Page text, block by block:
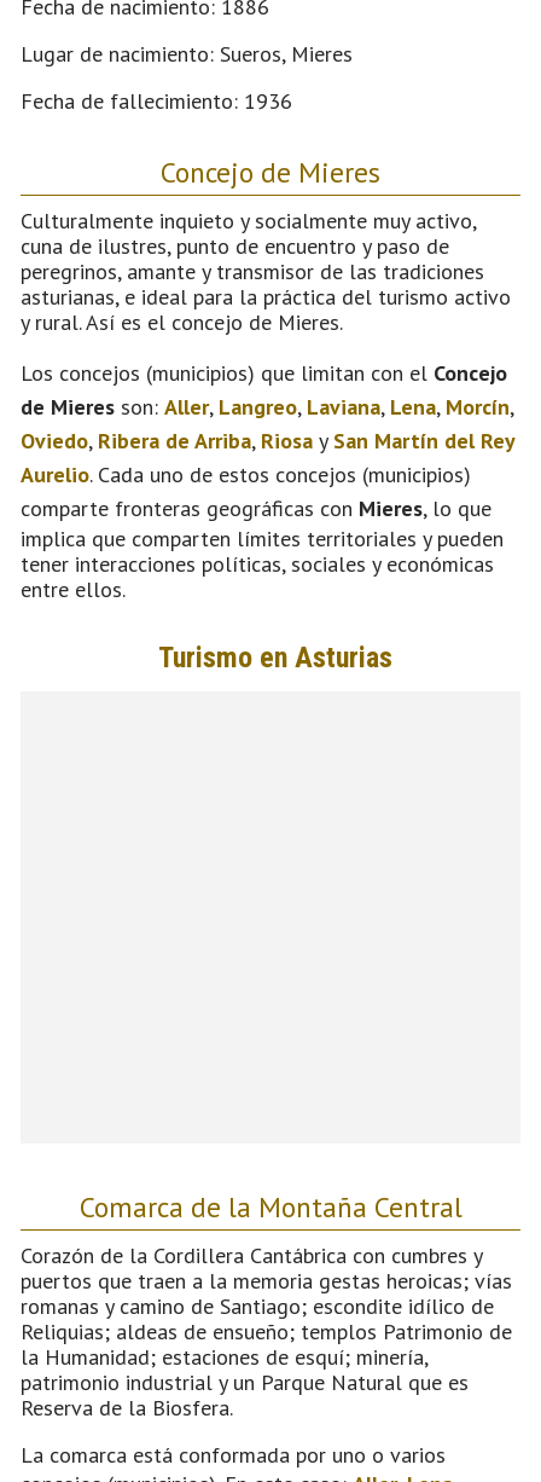
Fecha de nacimiento: 1886
Lugar de nacimiento: Sueros, Mieres
Fecha de fallecimiento: 1936
Concejo de Mieres
Culturalmente inquieto y socialmente muy activo,
cuna de ilustres, punto de encuentro y paso de
peregrinos, amante y transmisor de las tradiciones
asturianas, e ideal para la práctica del turismo activo
y rural. Así es el concejo de Mieres.
Los concejos (municipios) que limitan con el Concejo
de Mieres son: Aller, Langreo, Laviana, Lena, Morcín,
Oviedo, Ribera de Arriba, Riosa y San Martín del Rey
Aurelio. Cada uno de estos concejos (municipios)
comparte fronteras geográficas con Mieres, lo que
implica que comparten límites territoriales y pueden
tener interacciones políticas, sociales y económicas
entre ellos.
Comarca de la Montaña Central
Corazón de la Cordillera Cantábrica con cumbres y
puertos que traen a la memoria gestas heroicas; vías
romanas y camino de Santiago; escondite idílico de
Reliquias; aldeas de ensueño; templos Patrimonio de
la Humanidad; estaciones de esquí; minería,
patrimonio industrial y un Parque Natural que es
Reserva de la Biosfera.
La comarca está conformada por uno o varios